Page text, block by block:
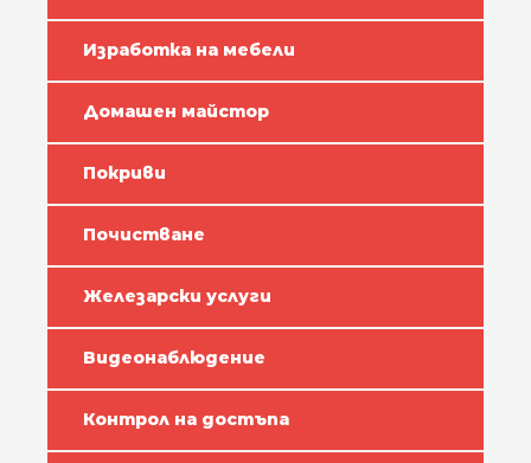
Изработка на мебели
Домашен майстор
Покриви
Почистване
Железарски услуги
Видеонаблюдение
Контрол на достъпа